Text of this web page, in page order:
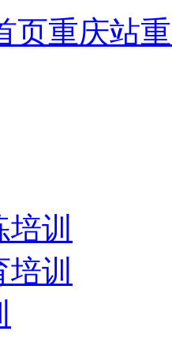
页重庆站
训
训